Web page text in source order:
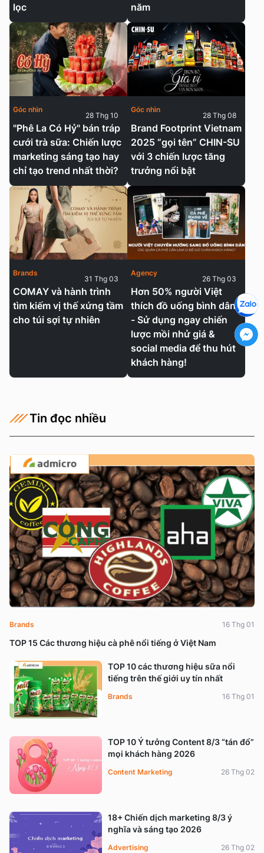
lọc
năm
"Phê La Có Hỷ" bán tráp
cưới trà sữa: Chiến lược
marketing sáng tạo hay
chỉ tạo trend nhất thời?
Góc nhìn
28 Thg 10
Brand Footprint Vietnam
2025 “gọi tên” CHIN-SU
với 3 chiến lược tăng
trưởng nổi bật
Góc nhìn
28 Thg 08
COMAY và hành trình
tìm kiếm vị thế xứng tầm
cho túi sợi tự nhiên
Brands
31 Thg 03
Hơn 50% người Việt
thích đồ uống bình dân
- Sử dụng ngay chiến
lược mồi nhử giá &
social media để thu hút
khách hàng!
Agency
26 Thg 03
Tin đọc nhiều
TOP 15 Các thương hiệu cà phê nổi tiếng ở Việt Nam
Brands 16 Thg 01
TOP 10 các thương hiệu sữa nổi
tiếng trên thế giới uy tín nhất
Brands 16 Thg 01
TOP 10 Ý tưởng Content 8/3 “tán đổ”
mọi khách hàng 2026
Content Marketing 26 Thg 02
18+ Chiến dịch marketing 8/3 ý
nghĩa và sáng tạo 2026
Advertising 26 Thg 02